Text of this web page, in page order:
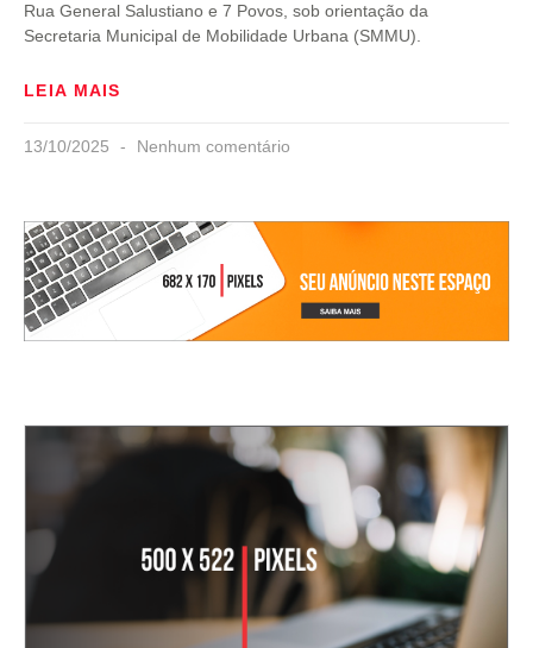
Rua General Salustiano e 7 Povos, sob orientação da
Secretaria Municipal de Mobilidade Urbana (SMMU).
LEIA MAIS
13/10/2025 Nenhum comentário